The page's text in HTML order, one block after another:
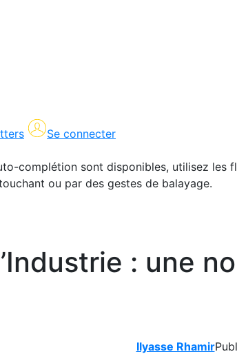
Se connecter
complétion sont disponibles, utilisez les
ou par des gestes de balayage.
: une
Ilyasse Rhamir